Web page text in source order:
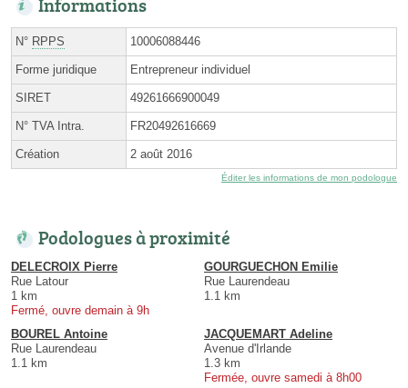
N° RPPS 10006088446
Forme juridique Entrepreneur individuel
SIRET 49261666900049
N° TVA Intra. FR20492616669
Création 2 août 2016
Éditer les informations de mon podologue
Podologues à proximité
DELECROIX Pierre
Rue Latour
1 km
Fermé, ouvre demain à 9h
GOURGUECHON Emilie
Rue Laurendeau
1.1 km
BOUREL Antoine
Rue Laurendeau
1.1 km
JACQUEMART Adeline
Avenue d'Irlande
1.3 km
Fermée, ouvre samedi à 8h00